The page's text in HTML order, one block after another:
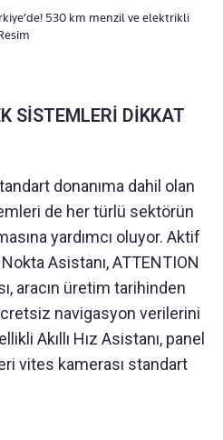
530 km menzil ve elektrikli
SİSTEMLERİ DİKKAT
donanıma dahil olan
de her türlü sektörün
yardımcı oluyor. Aktif
Asistanı, ATTENTION
aracın üretim tarihinden
navigasyon verilerini
Akıllı Hız Asistanı, panel
vites kamerası standart